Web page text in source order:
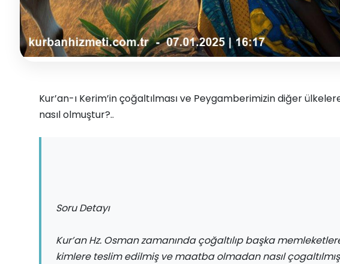
Kur’an-ı Kerim’in çoğaltılması ve Peygamberimizin diğer
nasıl olmuştur?..
Soru Detayı
Kur’an Hz. Osman zamanında çoğaltılıp başka
kimlere teslim edilmiş ve maatba olmadan nasıl